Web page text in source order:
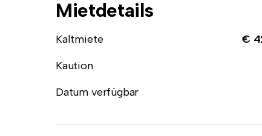
Mietdetails
Kaltmiete €
Kaution
Datum verfügbar